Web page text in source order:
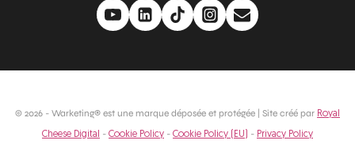
© 2026 - Warketing® est une marque déposée et protégée | Site créé par Royal
Cheese Digital - Cookie Policy - Cookie Policy (EU) - Privacy Policy